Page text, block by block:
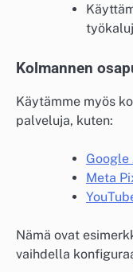
Kolmannen
Käytämme myös
palveluja, kuten:
Meta
Nämä ovat
vaihdella